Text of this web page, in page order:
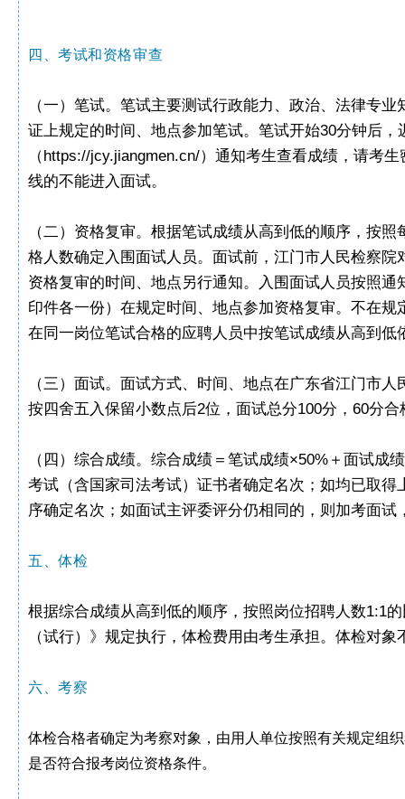
四、考试和资格审查
（一）笔试。笔试主要测试行政能力、政治、法律专
证上规定的时间、地点参加笔试。笔试开始30分钟后
（https://jcy.jiangmen.cn/）通知考生查看成绩，请考
线的不能进入面试。
（二）资格复审。根据笔试成绩从高到低的顺序，按
格人数确定入围面试人员。面试前，江门市人民检察
资格复审的时间、地点另行通知。入围面试人员按照
印件各一份）在规定时间、地点参加资格复审。不在
在同一岗位笔试合格的应聘人员中按笔试成绩从高到低
（三）面试。面试方式、时间、地点在广东省江门市
按四舍五入保留小数点后2位，面试总分100分，60分合
（四）综合成绩。综合成绩＝笔试成绩×50%＋面试
考试（含国家司法考试）证书者确定名次；如均已取
序确定名次；如面试主评委评分仍相同的，则加考面
五、体检
根据综合成绩从高到低的顺序，按照岗位招聘人数1:1
（试行）》规定执行，体检费用由考生承担。体检对
六、考察
体检合格者确定为考察对象，由用人单位按照有关规定组
是否符合报考岗位资格条件。